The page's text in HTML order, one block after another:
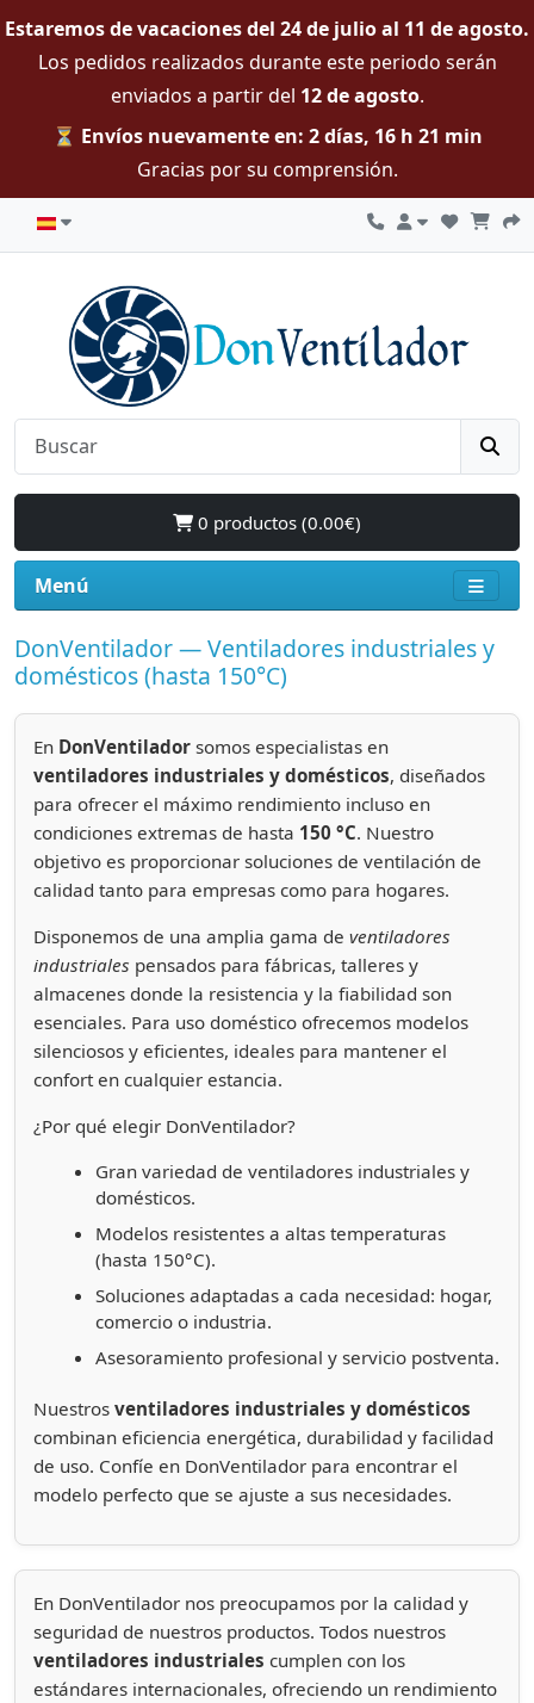
Estaremos de vacaciones del 24 de julio al 11 de agosto.
Los pedidos realizados durante este periodo serán
enviados a partir del 12 de agosto.
⏳ Envíos nuevamente en: 2 días, 16 h 21 min
Gracias por su comprensión.
0 productos (0.00€)
Menú
DonVentilador — Ventiladores industriales y
domésticos (hasta 150°C)
En DonVentilador somos especialistas en
ventiladores industriales y domésticos, diseñados
para ofrecer el máximo rendimiento incluso en
condiciones extremas de hasta 150 °C. Nuestro
objetivo es proporcionar soluciones de ventilación de
calidad tanto para empresas como para hogares.
Disponemos de una amplia gama de ventiladores
industriales pensados para fábricas, talleres y
almacenes donde la resistencia y la fiabilidad son
esenciales. Para uso doméstico ofrecemos modelos
silenciosos y eficientes, ideales para mantener el
confort en cualquier estancia.
¿Por qué elegir DonVentilador?
Gran variedad de ventiladores industriales y
domésticos.
Modelos resistentes a altas temperaturas
(hasta 150°C).
Soluciones adaptadas a cada necesidad: hogar,
comercio o industria.
Asesoramiento profesional y servicio postventa.
Nuestros ventiladores industriales y domésticos
combinan eficiencia energética, durabilidad y facilidad
de uso. Confíe en DonVentilador para encontrar el
modelo perfecto que se ajuste a sus necesidades.
En DonVentilador nos preocupamos por la calidad y
seguridad de nuestros productos. Todos nuestros
ventiladores industriales cumplen con los
estándares internacionales, ofreciendo un rendimiento